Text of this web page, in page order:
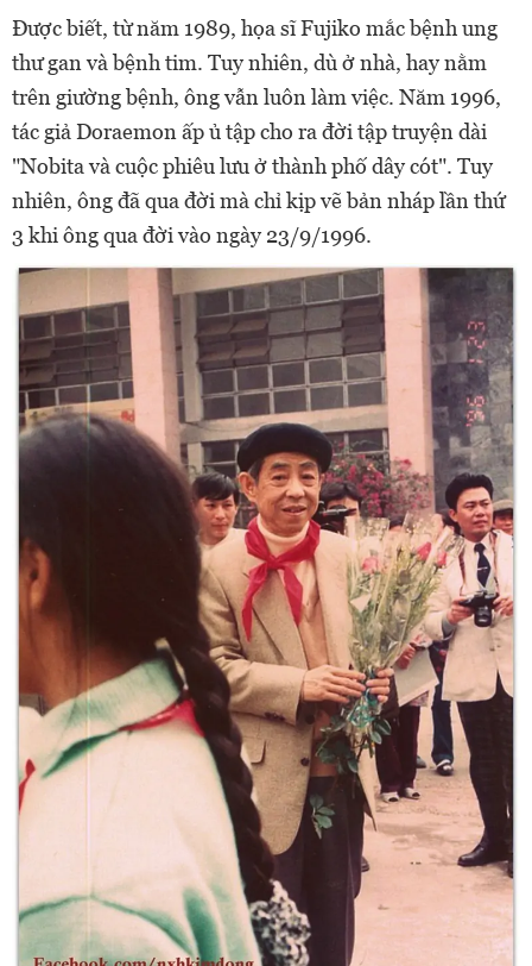
Được biết, từ năm 1989, họa sĩ Fujiko mắc bệnh ung
thư gan và bệnh tim. Tuy nhiên, dù ở nhà, hay nằm
trên giường bệnh, ông vẫn luôn làm việc. Năm 1996,
tác giả Doraemon ấp ủ tập cho ra đời tập truyện dài
"Nobita và cuộc phiêu lưu ở thành phố dây cót". Tuy
nhiên, ông đã qua đời mà chỉ kịp vẽ bản nháp lần thứ
3 khi ông qua đời vào ngày 23/9/1996.